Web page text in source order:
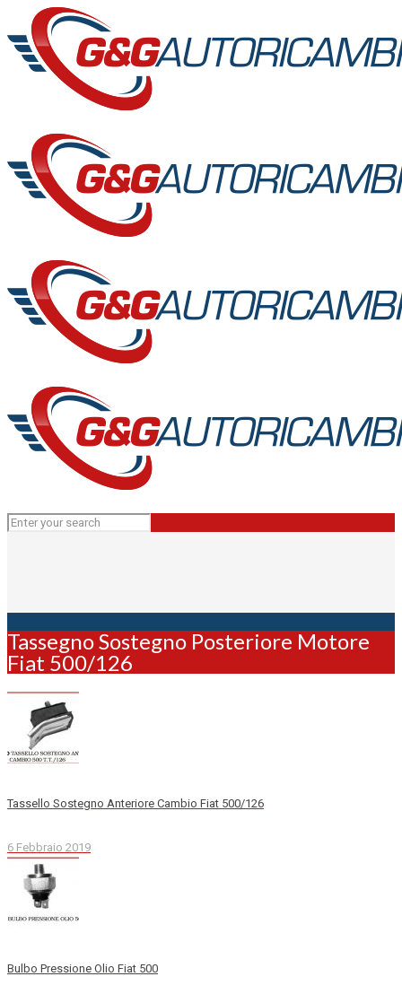
Tassegno Sostegno Posteriore Motore
Fiat 500/126
Tassello Sostegno Anteriore Cambio Fiat 500/126
6 Febbraio 2019
Bulbo Pressione Olio Fiat 500